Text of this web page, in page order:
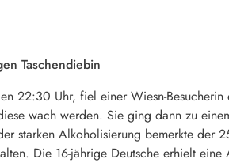
Taschendiebin
22:30 Uhr, fiel einer Wiesn-
wach werden. Sie ging dann zu
starken Alkoholisierung bemerkte der
Die 16-jährige Deutsche erhielt